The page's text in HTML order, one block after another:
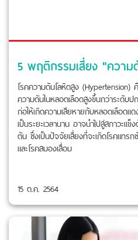
5 พฤติกรรมเสี่ยง "ความ
โรคความดันโลหิตสูง (Hypertension)
ความดันในหลอดเลือดสูงขึ้นกว่าระดับ
ก่อให้เกิดความเสียหายกับหลอดเลือด
เป็นระยะเวลานาน อาจนำไปสู่สภาวะ
ตัน ซึ่งเป็นปัจจัยเสี่ยงที่จะเกิดโรคแทร
และโรคสมองเสื่อม
15 ต.ค. 2564